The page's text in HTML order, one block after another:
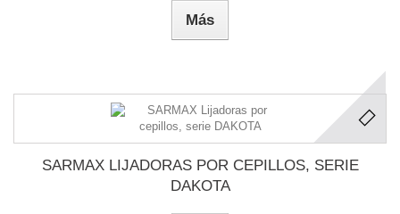
Más
SARMAX LIJADORAS POR CEPILLOS, SERIE
DAKOTA